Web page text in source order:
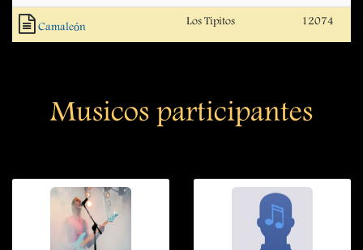
Camaleón Los Tipitos 12074
Musicos participantes